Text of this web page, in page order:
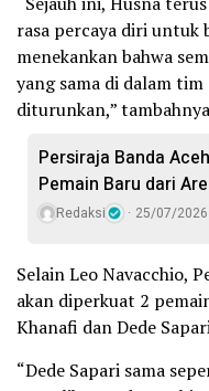
rasa percaya diri untuk
menekankan bahwa
yang sama di dalam
diturunkan,”
Persiraja Banda
Pemain Baru dari
Redaksi 25/07/2026
Selain Leo Navacchio,
akan diperkuat 2
Khanafi dan Dede
“Dede Sapari sama